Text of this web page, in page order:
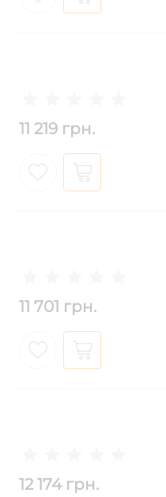
11 219 грн.
11 701 грн.
12 174 грн.